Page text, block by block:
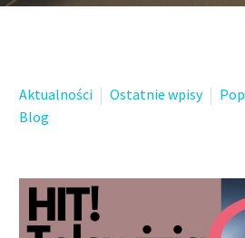
Polish
Aktualności Ostatnie wpisy
Blog